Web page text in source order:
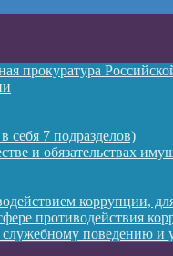
прокуратура
себя 7 подразделов)
и обязательствах
коррупции,
противодействия
поведению и